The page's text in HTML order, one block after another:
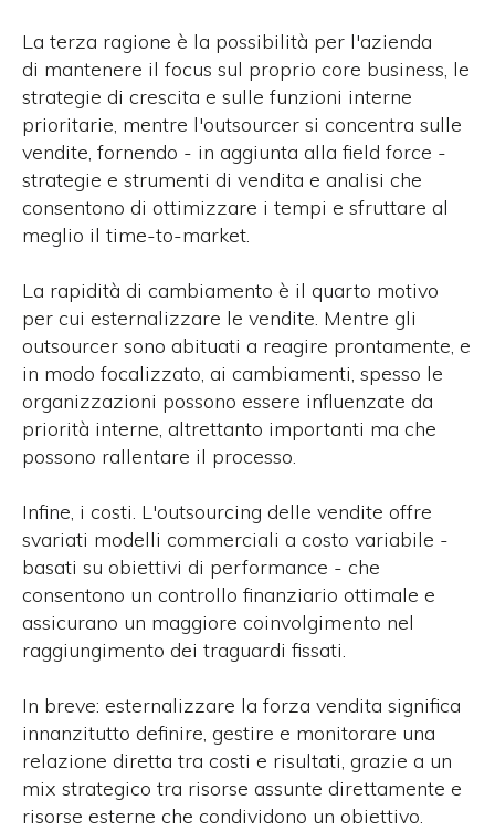
La terza ragione è la possibilità per l'azienda
di mantenere il focus sul proprio core business, le
strategie di crescita e sulle funzioni interne
prioritarie, mentre l'outsourcer si concentra sulle
vendite, fornendo - in aggiunta alla field force -
strategie e strumenti di vendita e analisi che
consentono di ottimizzare i tempi e sfruttare al
meglio il time-to-market.
La rapidità di cambiamento è il quarto motivo
per cui esternalizzare le vendite. Mentre gli
outsourcer sono abituati a reagire prontamente, e
in modo focalizzato, ai cambiamenti, spesso le
organizzazioni possono essere influenzate da
priorità interne, altrettanto importanti ma che
possono rallentare il processo.
Infine, i costi. L'outsourcing delle vendite offre
svariati modelli commerciali a costo variabile -
basati su obiettivi di performance - che
consentono un controllo finanziario ottimale e
assicurano un maggiore coinvolgimento nel
raggiungimento dei traguardi fissati.
In breve: esternalizzare la forza vendita significa
innanzitutto definire, gestire e monitorare una
relazione diretta tra costi e risultati, grazie a un
mix strategico tra risorse assunte direttamente e
risorse esterne che condividono un obiettivo.